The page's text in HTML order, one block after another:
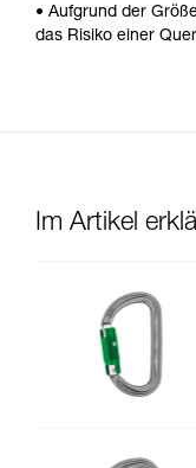
• Aufgrund der
das Risiko einer
Im Artikel